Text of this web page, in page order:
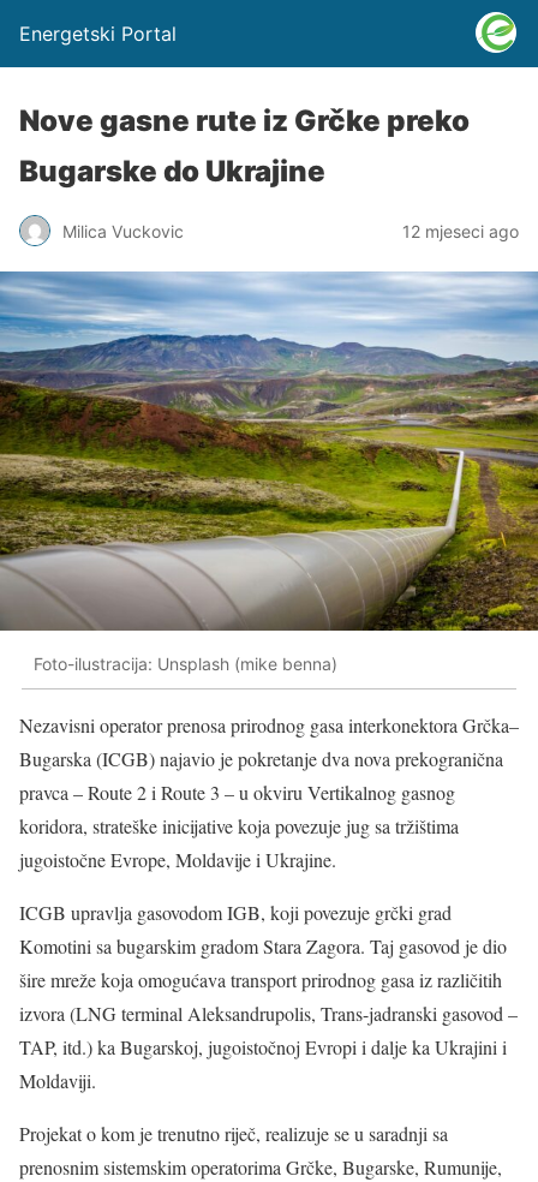
Energetski Portal
Nove gasne rute iz Grčke preko
Bugarske do Ukrajine
Milica Vuckovic 12 mjeseci ago
Foto-ilustracija: Unsplash (mike benna)
Nezavisni operator prenosa prirodnog gasa interkonektora Grčka–
Bugarska (ICGB) najavio je pokretanje dva nova prekogranična
pravca – Route 2 i Route 3 – u okviru Vertikalnog gasnog
koridora, strateške inicijative koja povezuje jug sa tržištima
jugoistočne Evrope, Moldavije i Ukrajine.
ICGB upravlja gasovodom IGB, koji povezuje grčki grad
Komotini sa bugarskim gradom Stara Zagora. Taj gasovod je dio
šire mreže koja omogućava transport prirodnog gasa iz različitih
izvora (LNG terminal Aleksandrupolis, Trans-jadranski gasovod –
TAP, itd.) ka Bugarskoj, jugoistočnoj Evropi i dalje ka Ukrajini i
Moldaviji.
Projekat o kom je trenutno riječ, realizuje se u saradnji sa
prenosnim sistemskim operatorima Grčke, Bugarske, Rumunije,